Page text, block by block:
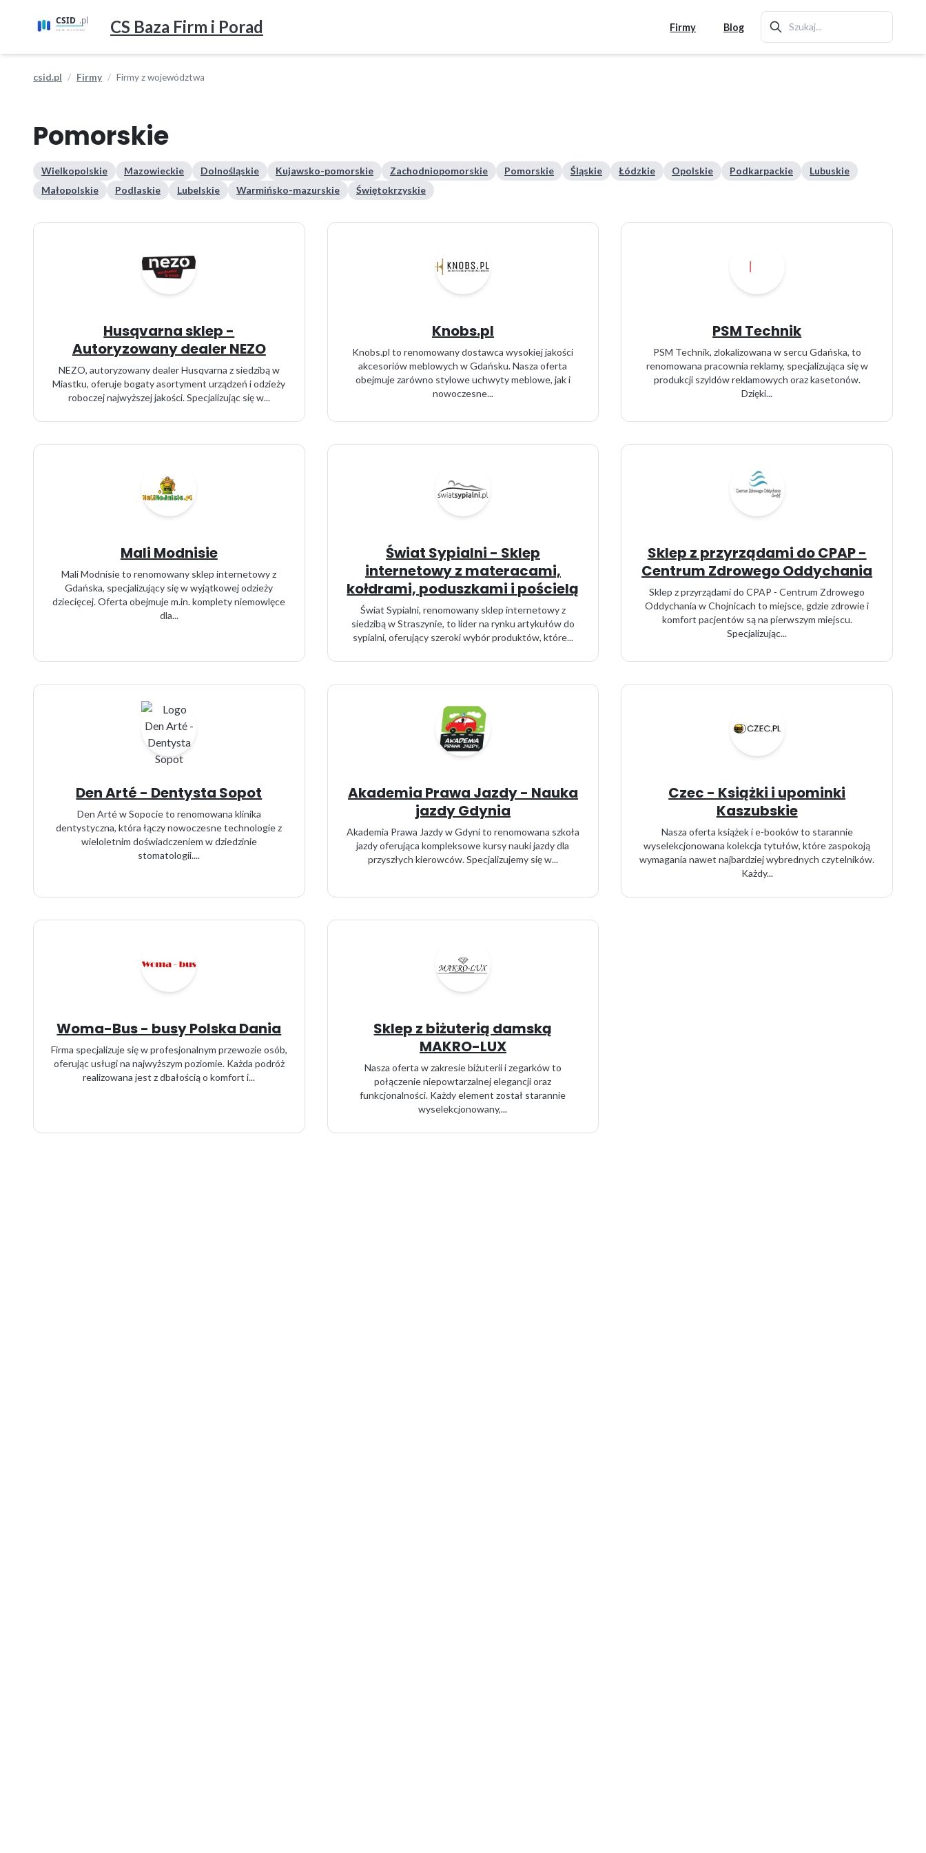
CS Baza Firm i Porad Firmy Blog
csid.pl Firmy Firmy z województwa
Pomorskie
Wielkopolskie Mazowieckie Dolnośląskie Kujawsko-pomorskie Zachodniopomorskie Pomorskie Śląskie Łódzkie Opolskie Podkarpackie
Lubuskie
Małopolskie
Podlaskie Lubelskie Warmińsko-mazurskie Świętokrzyskie
Husqvarna sklep -
Autoryzowany dealer NEZO
NEZO, autoryzowany dealer Husqvarna z siedzibą w
Miastku, oferuje bogaty asortyment urządzeń i odzieży
roboczej najwyższej jakości. Specjalizując się w...
Knobs.pl
Knobs.pl to renomowany dostawca wysokiej jakości
akcesoriów meblowych w Gdańsku. Nasza oferta
obejmuje zarówno stylowe uchwyty meblowe, jak i
nowoczesne...
PSM Technik
PSM Technik, zlokalizowana w sercu Gdańska, to
renomowana pracownia reklamy, specjalizująca się w
produkcji szyldów reklamowych oraz kasetonów.
Dzięki...
Mali Modnisie
Mali Modnisie to renomowany sklep internetowy z
Gdańska, specjalizujący się w wyjątkowej odzieży
dziecięcej. Oferta obejmuje m.in. komplety niemowlęce
dla...
Świat Sypialni - Sklep
internetowy z materacami,
kołdrami, poduszkami i pościelą
Świat Sypialni, renomowany sklep internetowy z
siedzibą w Straszynie, to lider na rynku artykułów do
sypialni, oferujący szeroki wybór produktów, które...
Sklep z przyrządami do CPAP -
Centrum Zdrowego Oddychania
Sklep z przyrządami do CPAP - Centrum Zdrowego
Oddychania w Chojnicach to miejsce, gdzie zdrowie i
komfort pacjentów są na pierwszym miejscu.
Specjalizując...
Den Arté - Dentysta Sopot
Den Arté w Sopocie to renomowana klinika
dentystyczna, która łączy nowoczesne technologie z
wieloletnim doświadczeniem w dziedzinie
stomatologii....
Akademia Prawa Jazdy - Nauka
jazdy Gdynia
Akademia Prawa Jazdy w Gdyni to renomowana szkoła
jazdy oferująca kompleksowe kursy nauki jazdy dla
przyszłych kierowców. Specjalizujemy się w...
Czec - Książki i upominki
Kaszubskie
Nasza oferta książek i e-booków to starannie
wyselekcjonowana kolekcja tytułów, które zaspokoją
wymagania nawet najbardziej wybrednych czytelników.
Każdy...
Woma-Bus - busy Polska Dania
Firma specjalizuje się w profesjonalnym przewozie osób,
oferując usługi na najwyższym poziomie. Każda podróż
realizowana jest z dbałością o komfort i...
Sklep z biżuterią damską
MAKRO-LUX
Nasza oferta w zakresie biżuterii i zegarków to
połączenie niepowtarzalnej elegancji oraz
funkcjonalności. Każdy element został starannie
wyselekcjonowany,...